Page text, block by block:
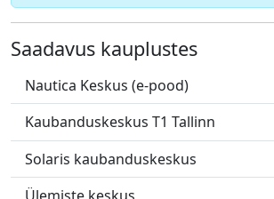
Saadavus kauplustes
Nautica Keskus (e-pood)
Kaubanduskeskus T1 Tallinn
Solaris kaubanduskeskus